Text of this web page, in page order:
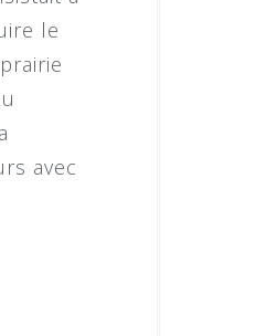
le
avec